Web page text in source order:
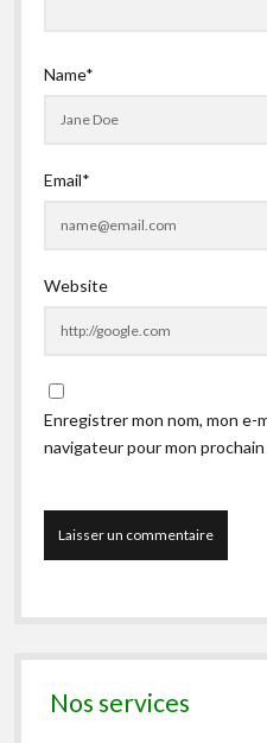
Name*
Email*
Website
Enregistrer mon nom, mon e-
navigateur pour mon
Nos services